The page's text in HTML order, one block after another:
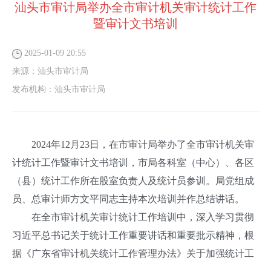
汕头市审计局举办全市审计机关审计统计工作
暨审计文书培训
2025-01-09 20:55
来源： 汕头市审计局
发布机构： 汕头市审计局
2024年12月23日，在市审计局举办了全市审计机关审
计统计工作暨审计文书培训，市局各科室（中心）、各区
（县）统计工作所在股室负责人及统计员参训。局党组成
员、总审计师方文平同志主持本次培训并作总结讲话。
在全市审计机关审计统计工作培训中，深入学习贯彻
习近平总书记关于统计工作重要讲话和重要批示精神，根
据《广东省审计机关统计工作管理办法》关于加强统计工